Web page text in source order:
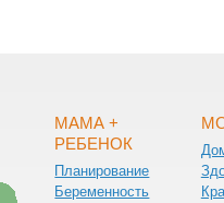
МАМА +
РЕБЕНОК
Планирование
Беременность